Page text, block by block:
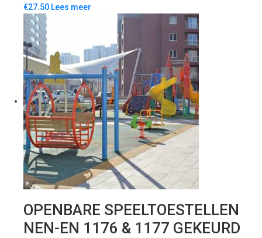
€27.50 Lees meer
OPENBARE SPEELTOESTELLEN
NEN-EN 1176 & 1177 GEKEURD